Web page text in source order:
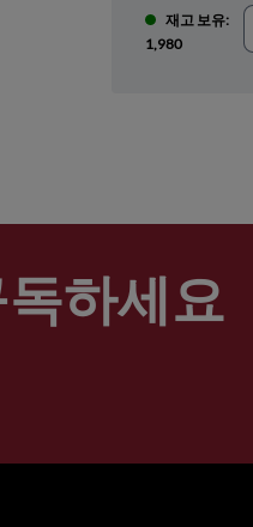
재고 보유:
1,980
하세요